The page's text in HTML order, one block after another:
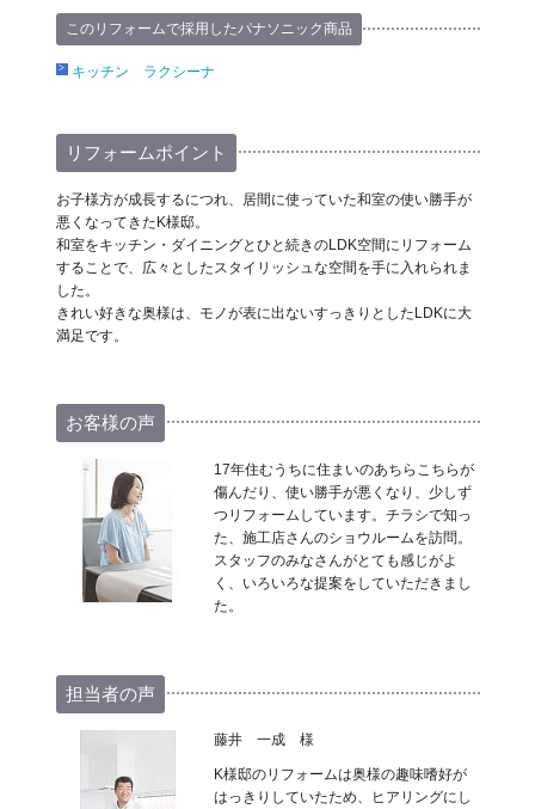
このリフォームで採用したパナソニック商品
キッチン ラクシーナ
リフォームポイント
お子様方が成長するにつれ、居間に使っていた和室の使い勝手が
悪くなってきたK様邸。
和室をキッチン・ダイニングとひと続きのLDK空間にリフォーム
することで、広々としたスタイリッシュな空間を手に入れられま
した。
きれい好きな奥様は、モノが表に出ないすっきりとしたLDKに大
満足です。
お客様の声
17年住むうちに住まいのあちらこちらが
傷んだり、使い勝手が悪くなり、少しず
つリフォームしています。チラシで知っ
た、施工店さんのショウルームを訪問。
スタッフのみなさんがとても感じがよ
く、いろいろな提案をしていただきまし
た。
担当者の声
藤井 一成 様
K様邸のリフォームは奥様の趣味嗜好が
はっきりしていたため、ヒアリングにし